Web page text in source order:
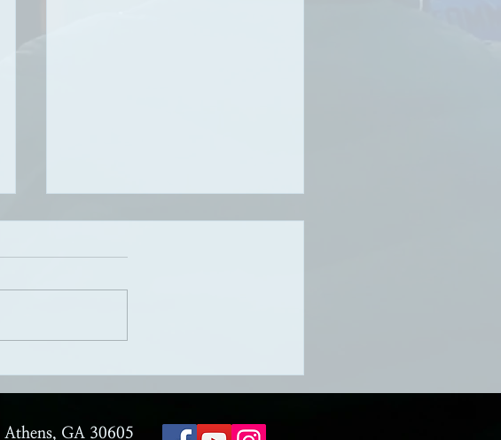
하나님의 마음을 읽다 9 :
날짜: 7/19/2026 제목: 하나님의 마
sKoreanPresbyterianChurch [신
와 같은 선지자가 일어나지 못하였
Athens, GA 30605